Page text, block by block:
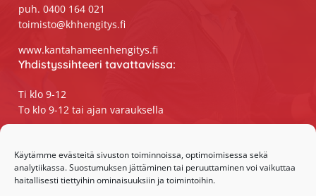
Käytämme evästeitä sivuston toiminnoissa, optimoimisessa sekä
analytiikassa. Suostumuksen jättäminen tai peruuttaminen voi vaikuttaa
haitallisesti tiettyihin ominaisuuksiin ja toimintoihin.
puh. 0400 164 021
toimisto@khhengitys.fi
www.kantahameenhengitys.fi
Yhdistyssihteeri tavattavissa:
Ti klo 9-12
To klo 9-12 tai ajan varauksella
maanantaista perjantaihin klo 9-15